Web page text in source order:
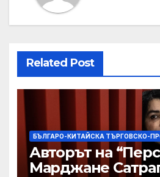
Related Post
БЪЛГАРО-КИТАЙСКА ТЪРГОВСКО-
Авторът на
Марджане